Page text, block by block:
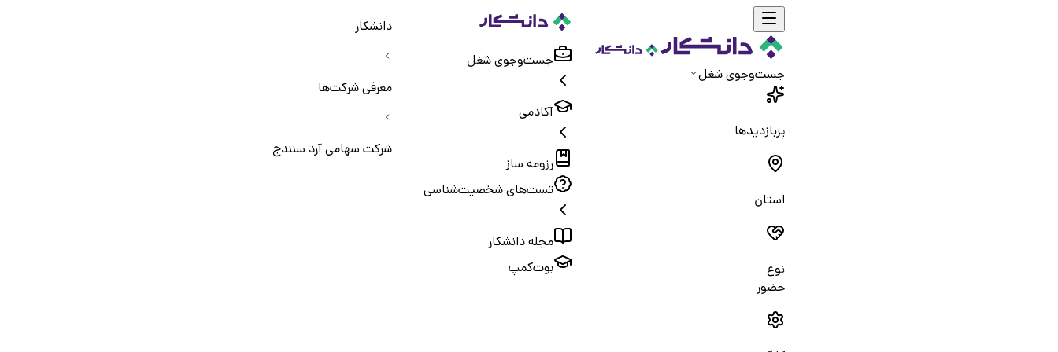
جست‌و‌جوی شغل
پربازدیدها
استان
نوع
حضور
جست‌و‌جوی شغل
آکادمی
رزومه ساز
تست‌های شخصیت‌شناسی
مجله دانشکار
بوت‌کمپ
دانشکار
معرفی شرکت‌ها
شرکت سهامی آرد سنندج